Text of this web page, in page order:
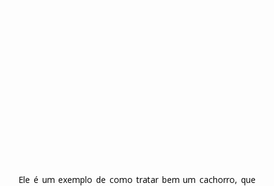
Ele é um exemplo de como tratar bem um cachorro, que